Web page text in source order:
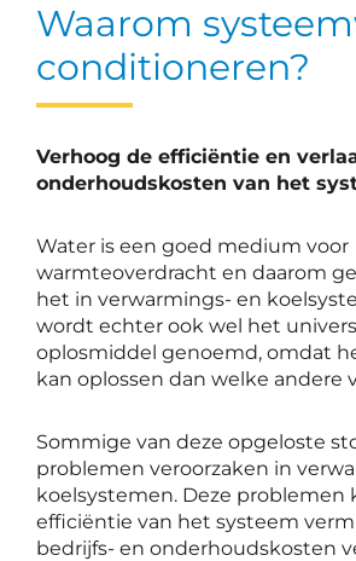
Waarom
conditioneren?
Verhoog de efficiëntie en
onderhoudskosten van het
Water is een goed medium voor
warmteoverdracht en daarom
het in verwarmings- en
wordt echter ook wel het
oplosmiddel genoemd, omdat
kan oplossen dan welke andere
Sommige van deze opgeloste
problemen veroorzaken in
koelsystemen. Deze problemen
efficiëntie van het systeem
bedrijfs- en onderhoudskosten